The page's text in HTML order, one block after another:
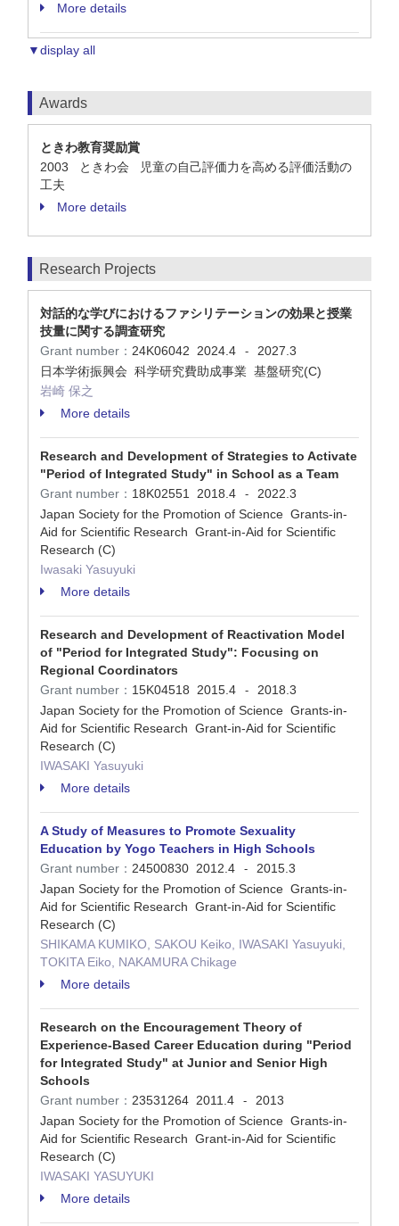
More details
▼display all
Awards
ときわ教育奨励賞
2003 ときわ会 児童の自己評価力を高める評価活動の
工夫
More details
Research Projects
対話的な学びにおけるファシリテーションの効果と授業
技量に関する調査研究
Grant number： 24K06042 2024.4 -
2027.3
日本学術振興会 科学研究費助成事業 基盤研究(C)
岩崎 保之
More details
Research and Development of Strategies to Activate
"Period of Integrated Study" in School as a Team
Grant number： 18K02551 2018.4 -
2022.3
Japan Society for the Promotion of Science Grants-in-
Aid for Scientific Research Grant-in-Aid for Scientific
Research (C)
Iwasaki Yasuyuki
More details
Research and Development of Reactivation Model
of "Period for Integrated Study": Focusing on
Regional Coordinators
Grant number： 15K04518 2015.4 -
2018.3
Japan Society for the Promotion of Science Grants-in-
Aid for Scientific Research Grant-in-Aid for Scientific
Research (C)
IWASAKI Yasuyuki
More details
A Study of Measures to Promote Sexuality
Education by Yogo Teachers in High Schools
Grant number： 24500830 2012.4 -
2015.3
Japan Society for the Promotion of Science Grants-in-
Aid for Scientific Research Grant-in-Aid for Scientific
Research (C)
SHIKAMA KUMIKO, SAKOU Keiko, IWASAKI Yasuyuki,
TOKITA Eiko, NAKAMURA Chikage
More details
Research on the Encouragement Theory of
Experience-Based Career Education during "Period
for Integrated Study" at Junior and Senior High
Schools
Grant number： 23531264 2011.4 -
2013
Japan Society for the Promotion of Science Grants-in-
Aid for Scientific Research Grant-in-Aid for Scientific
Research (C)
IWASAKI YASUYUKI
More details